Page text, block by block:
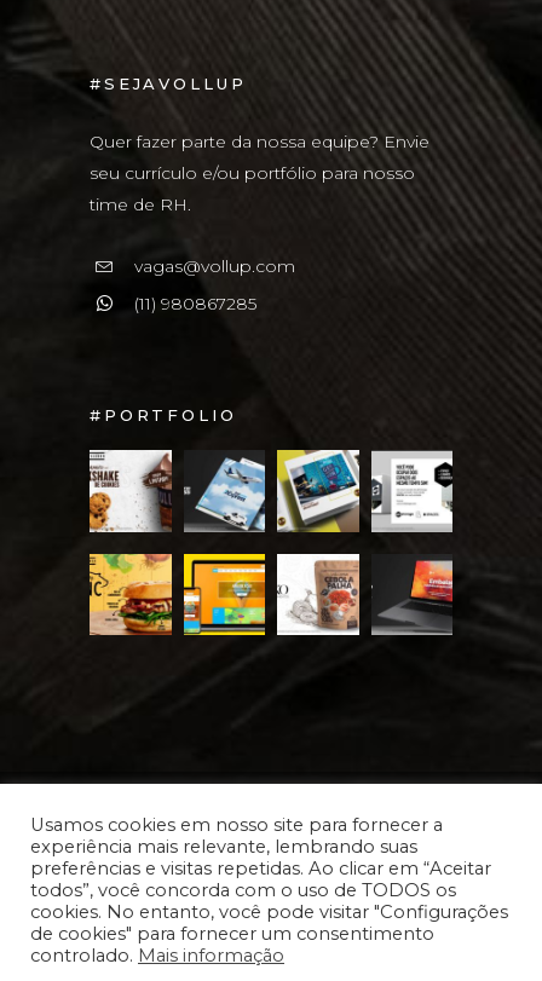
#SEJAVOLLUP
Quer fazer parte da nossa equipe? Envie
seu currículo e/ou portfólio para nosso
time de RH.
vagas@vollup.com
(11) 980867285
#PORTFOLIO
Desde 2012 © Vollup.com| Todos os direitos
reservados.
INSTAGRAM FACEBOOK
Usamos cookies em nosso site para fornecer a
experiência mais relevante, lembrando suas
preferências e visitas repetidas. Ao clicar em “Aceitar
todos”, você concorda com o uso de TODOS os
cookies. No entanto, você pode visitar "Configurações
de cookies" para fornecer um consentimento
controlado. Mais informação